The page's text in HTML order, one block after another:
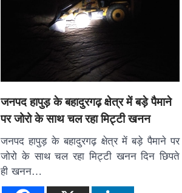
जनपद हापुड़ के बहादुरगढ़ क्षेत्र में बड़े पैमाने
पर जोरो के साथ चल रहा मिट्टी खनन
जनपद हापुड़ के बहादुरगढ़ क्षेत्र में बड़े पैमाने पर
जोरो के साथ चल रहा मिट्टी खनन दिन छिपते
ही खनन…